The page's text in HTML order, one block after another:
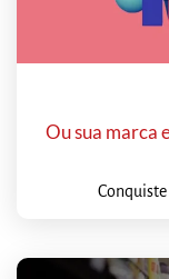
Ou sua marca